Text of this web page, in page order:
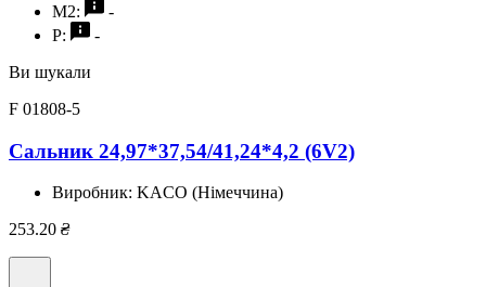
M2:
-
P:
-
Ви шукали
F 01808-5
Сальник 24,97*37,54/41,24*4,2 (6V2)
Виробник: KACO (Німеччина)
253.20 ₴